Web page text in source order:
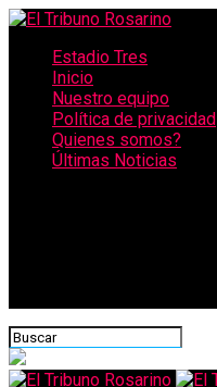
Estadio Tres
Inicio
Nuestro equipo
Política de privacidad
Quienes somos?
Últimas Noticias